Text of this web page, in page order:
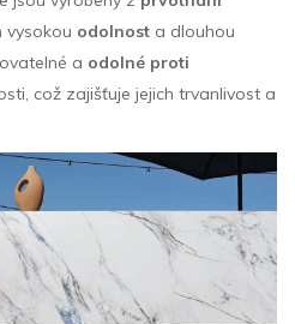
vysokou odolnost a dlouhou
a odolné proti
což zajišťuje jejich trvanlivost a